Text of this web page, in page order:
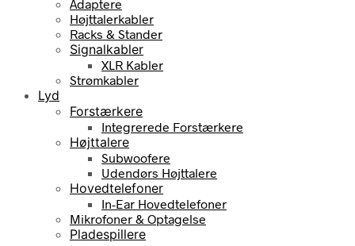
Adaptere
Højttalerkabler
Racks & Stander
Signalkabler
XLR Kabler
Strømkabler
Lyd
Forstærkere
Integrerede Forstærkere
Højttalere
Subwoofere
Udendørs Højttalere
Hovedtelefoner
In-Ear Hovedtelefoner
Mikrofoner & Optagelse
Pladespillere